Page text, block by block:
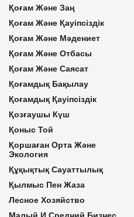
Қоғам Және Заң
Қоғам Және Қауіпсіздік
Қоғам Және Мәдениет
Қоғам Және Отбасы
Қоғам Және Саясат
Қоғамдық Бақылау
Қоғамдық Қауіпсіздік
Қозғаушы Күш
Қоныс Той
Қоршаған Орта Және
Экология
Құқықтық Сауаттылық
Қылмыс Пен Жаза
Лесное Хозяйство